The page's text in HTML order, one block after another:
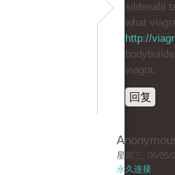
sildenafil
what
http://
viagra.
回复
星期三, 06/05/
永久连接